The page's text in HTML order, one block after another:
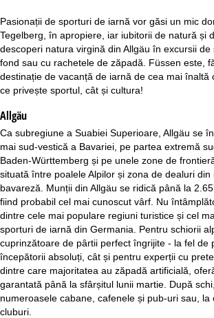
Pasionații de sporturi de iarnă vor găsi un mic
Tegelberg, în apropiere, iar iubitorii de natură și
descoperi natura virgină din Allgäu în excursii de
fond sau cu rachetele de zăpadă. Füssen este,
destinație de vacanță de iarnă de cea mai înaltă
ce privește sportul, cât și cultura!
Allgäu
Ca subregiune a Suabiei Superioare, Allgäu se
mai sud-vestică a Bavariei, pe partea extremă
Baden-Württemberg și pe unele zone de
situată între poalele Alpilor și zona de dealuri din
bavareză. Munții din Allgäu se ridică până la
fiind probabil cel mai cunoscut vârf. Nu
dintre cele mai populare regiuni turistice și cel
sporturi de iarnă din Germania. Pentru schiorii
cuprinzătoare de pârtii perfect îngrijite - la fel de
începătorii absoluți, cât și pentru experții cu
dintre care majoritatea au zăpadă artificială,
garantată până la sfârșitul lunii martie. După
numeroasele cabane, cafenele și pub-uri sau, la
cluburi.